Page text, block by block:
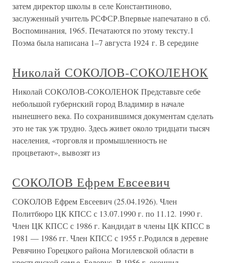
затем директор школы в селе Константиново,
заслуженный учитель РСФСР.Впервые напечатано в сб.
Воспоминания, 1965. Печатаются по этому тексту.1
Поэма была написана 1–7 августа 1924 г. В середине
Николай СОКОЛОВ-СОКОЛЕНОК
Николай СОКОЛОВ-СОКОЛЕНОК Представьте себе
небольшой губернский город Владимир в начале
нынешнего века. По сохранившимся документам сделать
это не так уж трудно. Здесь живет около тридцати тысяч
населения, «торговля и промышленность не
процветают», вывозят из
СОКОЛОВ Ефрем Евсеевич
СОКОЛОВ Ефрем Евсеевич (25.04.1926). Член
Политбюро ЦК КПСС с 13.07.1990 г. по 11.12. 1990 г.
Член ЦК КПСС с 1986 г. Кандидат в члены ЦК КПСС в
1981 — 1986 гг. Член КПСС с 1955 г.Родился в деревне
Ревячино Горецкого района Могилевской области в